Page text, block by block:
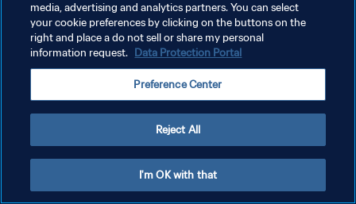
POLITIQUE DE CONFIDENTIALITÉ
CONDITIONS D'UTILISATION
GÉRER VOS PRÉFÉRENCES SUR LES COOKIES
media, advertising and analytics partners. You can select
your cookie preferences by clicking on the buttons on the
right and place a do not sell or share my personal
information request. Data Protection Portal
Preference Center
Reject All
I'm OK with that